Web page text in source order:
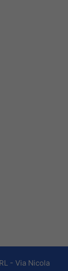
- Via Nicola